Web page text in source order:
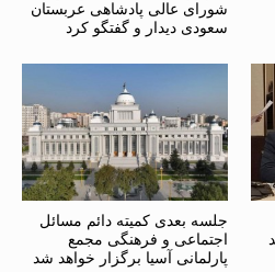
شورای عالی پادشاهی عربستان
سعودی دیدار و گفتگو کرد
جلسه بعدی کمیته دائم مسائل
اجتماعی و فرهنگی مجمع
پارلمانی آسیا برگزار خواهد شد